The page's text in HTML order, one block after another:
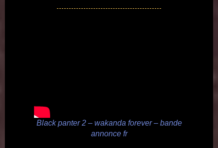
Black panter 2 – wakanda forever – bande
annonce fr